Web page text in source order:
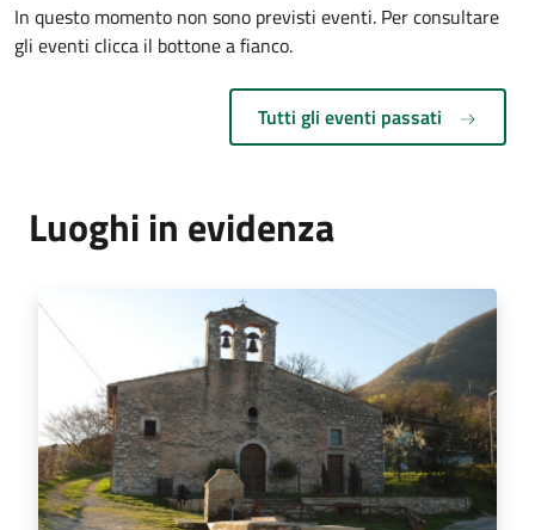
In questo momento non sono previsti eventi. Per consultare
gli eventi clicca il bottone a fianco.
Tutti gli eventi passati
Luoghi in evidenza